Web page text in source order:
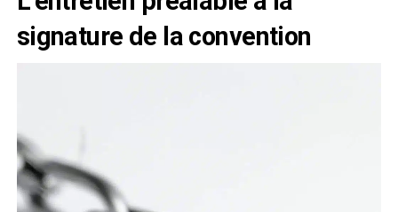
signature de la convention